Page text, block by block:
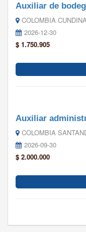
Auxiliar de
COLOMBIA
2026-12-30
$ 1.750.905
Auxiliar
COLOMBIA
2026-09-30
$ 2.000.000